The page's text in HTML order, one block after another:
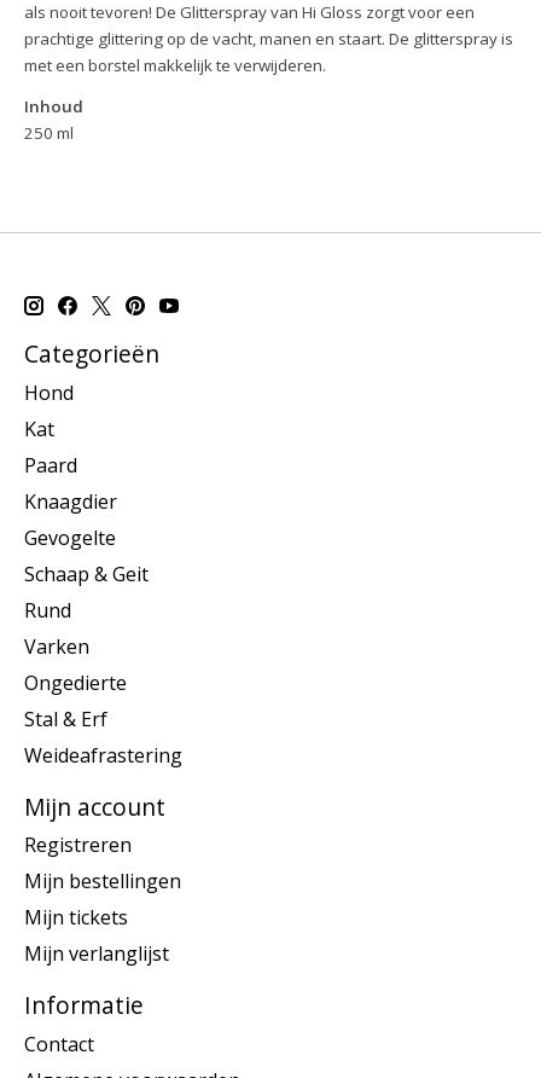
als nooit tevoren! De Glitterspray van Hi Gloss zorgt voor een
prachtige glittering op de vacht, manen en staart. De glitterspray is
met een borstel makkelijk te verwijderen.
Inhoud
250 ml
Categorieën
Hond
Kat
Paard
Knaagdier
Gevogelte
Schaap & Geit
Rund
Varken
Ongedierte
Stal & Erf
Weideafrastering
Mijn account
Registreren
Mijn bestellingen
Mijn tickets
Mijn verlanglijst
Informatie
Contact